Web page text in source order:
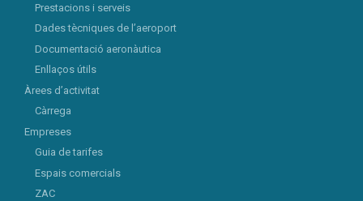
Prestacions i serveis
Dades tècniques de l’aeroport
Documentació aeronàutica
Enllaços útils
Àrees d’activitat
Càrrega
Empreses
Guia de tarifes
Espais comercials
ZAC